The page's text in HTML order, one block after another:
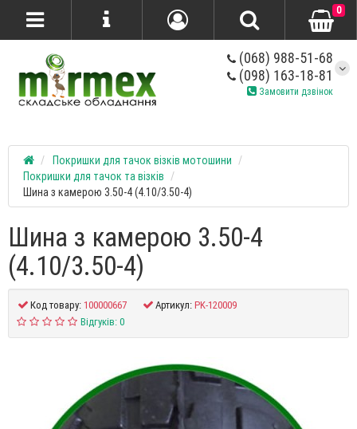
(068) 988-51-68
(098) 163-18-81
Замовити дзвінок
0
Покришки для тачок візків мотошини
Покришки для тачок та візків
Шина з камерою 3.50-4 (4.10/3.50-4)
Шина з камерою 3.50-4
(4.10/3.50-4)
Код товару:100000667 Артикул:PK-120009
Відгуків: 0